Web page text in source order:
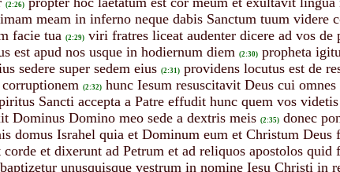
(2:26)
meam in inferno neque dabis Sanctum tuum videre
facie tua (2:29) viri fratres liceat audenter dicere ad vos de
est apud nos usque in hodiernum diem (2:30) propheta
sedere super sedem eius (2:31) providens locutus est de
(2:32) hunc Iesum resuscitavit Deus cui omnes
Sancti accepta a Patre effudit hunc quem vos
Dominus Domino meo sede a dextris meis (2:35) donec
domus Israhel quia et Dominum eum et Christum
corde et dixerunt ad Petrum et ad reliquos apostolos quid
unusquisque vestrum in nomine Iesu Christi in